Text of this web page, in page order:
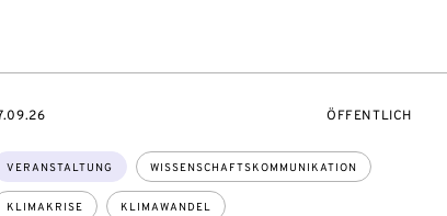
VERANSTALTUNG WISSENSCHAFTSKOMMUNIKATION
KLIMAKRISE KLIMAWANDEL
ÖFFENTLICH